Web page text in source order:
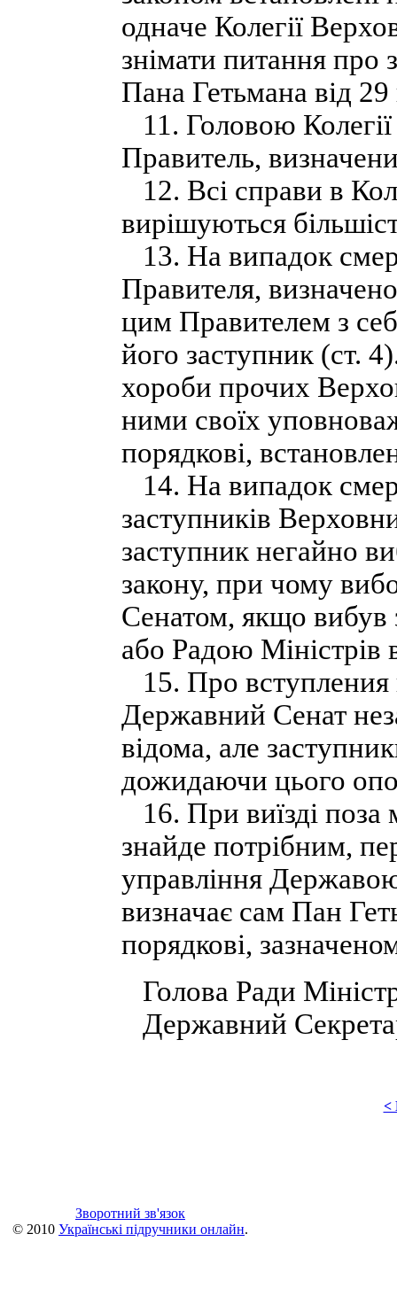
одначе Колегії
знімати питання про
Пана Гетьмана від 29
11. Головою
Правитель,
12. Всі справи в
вирішуються
13. На випадок
Правителя,
цим Правителем з
його заступник (ст.
хороби прочих
ними своїх
порядкові,
14. На випадок
заступників
заступник негайно
закону, при чому
Сенатом, якщо вибув
або Радою
15. Про вступления
Державний Сенат
відома, але
дожидаючи цього
16. При виїзді
знайде потрібним,
управління
визначає сам Пан
порядкові,
Голова Ради
Державний
<
Зворотний зв'язок
© 2010 Українські підручники онлайн.